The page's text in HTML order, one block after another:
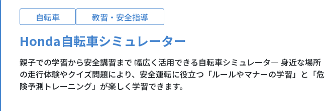
自転車 教習・安全指導
Honda自転車シミュレーター
親子での学習から安全講習まで 幅広く活用できる自転車シミュレータ― 身近な場所
の走行体験やクイズ問題により、安全運転に役立つ「ルールやマナーの学習」と「危
険予測トレーニング」が楽しく学習できます。